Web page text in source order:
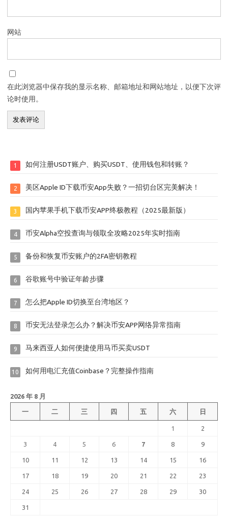
网站
在此浏览器中保存我的显示名称、邮箱地址和网站地址，以便下次评
论时使用。
1 如何注册USDT账户、购买USDT、使用钱包和转账？
2 美区Apple ID下载币安App失败？一招切台区完美解决！
3 国内苹果手机下载币安APP终极教程（2025最新版）
4 币安Alpha空投查询与领取全攻略2025年实时指南
5 备份和恢复币安账户的2FA密钥教程
6 谷歌账号中验证年龄步骤
7 怎么把Apple ID切换至台湾地区？
8 币安无法登录怎么办？解决币安APP网络异常指南
9 马来西亚人如何便捷使用马币买卖USDT
10 如何用电汇充值Coinbase？完整操作指南
2026 年 8 月
一 二 三 四 五 六 日
1 2
3 4 5 6 7 8 9
10 11 12 13 14 15 16
17 18 19 20 21 22 23
24 25 26 27 28 29 30
31